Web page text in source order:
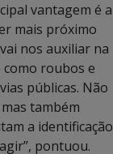
vantagem é a
mais próximo
nos auxiliar na
roubos e
públicas. Não
também
a identificação
pontuou.